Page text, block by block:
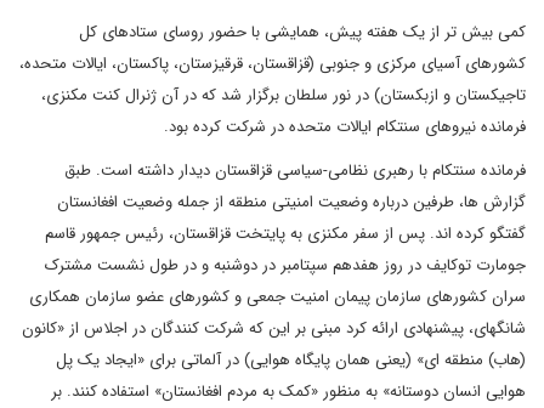
کمی بیش تر از یک هفته پیش، همایشی با حضور روسای ستادهای کل
کشورهای آسیای مرکزی و جنوبی (قزاقستان، قرقیزستان، پاکستان، ایالات متحده،
تاجیکستان و ازبکستان) در نور سلطان برگزار شد که در آن ژنرال کنت مکنزی،
فرمانده نیروهای سنتکام ایالات متحده در شرکت کرده بود.
فرمانده سنتکام با رهبری نظامی-سیاسی قزاقستان دیدار داشته است. طبق
گزارش ها، طرفین درباره وضعیت امنیتی منطقه از جمله وضعیت افغانستان
گفتگو کرده اند. پس از سفر مکنزی به پایتخت قزاقستان، رئیس جمهور قاسم
جومارت توکایف در روز هفدهم سپتامبر در دوشنبه و در طول نشست مشترک
سران کشورهای سازمان پیمان امنیت جمعی و کشورهای عضو سازمان همکاری
شانگهای، پیشنهادی ارائه کرد مبنی بر این که شرکت کنندگان در اجلاس از «کانون
(هاب) منطقه ای» (یعنی همان پایگاه هوایی) در آلماتی برای «ایجاد یک پل
هوایی انسان دوستانه» به منظور «کمک به مردم افغانستان» استفاده کنند. بر